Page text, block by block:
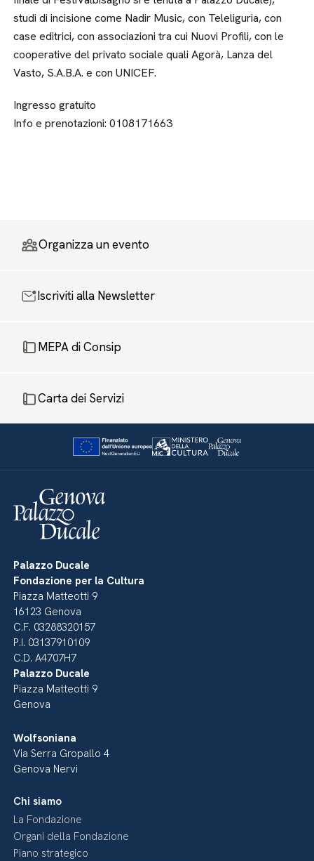
studi di incisione come Nadir Music, con Teleliguria, con
case editrici, con associazioni tra cui Nuovi Profili, con le
cooperative del privato sociale quali Agorà, Lanza del
Vasto, S.A.B.A. e con UNICEF.
Ingresso gratuito
Info e prenotazioni: 0108171663
Organizza un evento
Iscriviti alla Newsletter
MEPA di Consip
Carta dei Servizi
Palazzo Ducale
Fondazione per la Cultura
Piazza Matteotti 9
16123 Genova
C.F. 03288320157
P.I. 03137910109
C.D. A4707H7
Palazzo Ducale
Piazza Matteotti 9
Genova
Wolfsoniana
Via Serra Gropallo 4
Genova Nervi
Chi siamo
La Fondazione
Organi della Fondazione
Piano strategico